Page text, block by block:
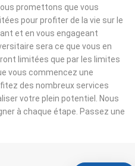
promettons que vous
pour profiter de la vie sur le
et en vous engageant
sera ce que vous en
limitées que par les limites
vous commencez une
des nombreux services
votre plein potentiel. Nous
à chaque étape. Passez une